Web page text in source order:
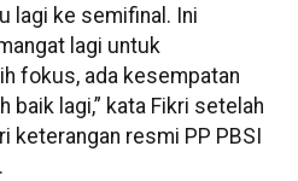
lagi ke semifinal. Ini
lagi untuk
fokus, ada kesempatan
baik lagi,” kata Fikri setelah
keterangan resmi PP PBSI